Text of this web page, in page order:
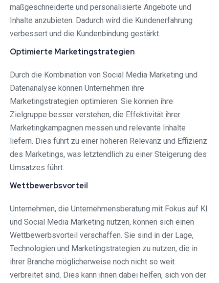
maßgeschneiderte und personalisierte Angebote und
Inhalte anzubieten. Dadurch wird die Kundenerfahrung
verbessert und die Kundenbindung gestärkt.
Optimierte Marketingstrategien
Durch die Kombination von Social Media Marketing und
Datenanalyse können Unternehmen ihre
Marketingstrategien optimieren. Sie können ihre
Zielgruppe besser verstehen, die Effektivität ihrer
Marketingkampagnen messen und relevante Inhalte
liefern. Dies führt zu einer höheren Relevanz und Effizienz
des Marketings, was letztendlich zu einer Steigerung des
Umsatzes führt.
Wettbewerbsvorteil
Unternehmen, die Unternehmensberatung mit Fokus auf KI
und Social Media Marketing nutzen, können sich einen
Wettbewerbsvorteil verschaffen. Sie sind in der Lage,
Technologien und Marketingstrategien zu nutzen, die in
ihrer Branche möglicherweise noch nicht so weit
verbreitet sind. Dies kann ihnen dabei helfen, sich von der